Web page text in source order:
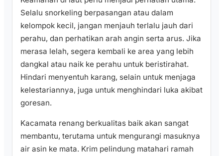
Selalu snorkeling berpasangan atau dalam
kelompok kecil, jangan menjauh terlalu jauh dari
perahu, dan perhatikan arah angin serta arus. Jika
merasa lelah, segera kembali ke area yang lebih
dangkal atau naik ke perahu untuk beristirahat.
Hindari menyentuh karang, selain untuk menjaga
kelestariannya, juga untuk menghindari luka akibat
goresan.
Kacamata renang berkualitas baik akan sangat
membantu, terutama untuk mengurangi masuknya
air asin ke mata. Krim pelindung matahari ramah